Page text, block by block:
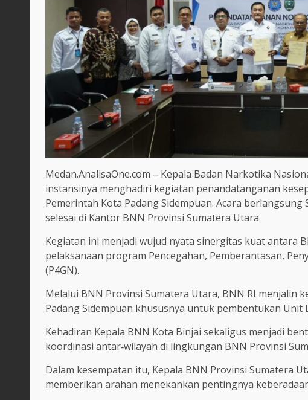
Medan.AnalisaOne.com – Kepala Badan Narkotika
instansinya menghadiri kegiatan penandatanganan
Pemerintah Kota Padang Sidempuan. Acara berlangsung
selesai di Kantor BNN Provinsi Sumatera Utara.
Kegiatan ini menjadi wujud nyata sinergitas kuat antara
pelaksanaan program Pencegahan, Pemberantasan,
(P4GN).
Melalui BNN Provinsi Sumatera Utara, BNN RI menjalin
Padang Sidempuan khususnya untuk pembentukan Unit
Kehadiran Kepala BNN Kota Binjai sekaligus menjadi
koordinasi antar‑wilayah di lingkungan BNN Provinsi
Dalam kesempatan itu, Kepala BNN Provinsi Sumatera
memberikan arahan menekankan pentingnya